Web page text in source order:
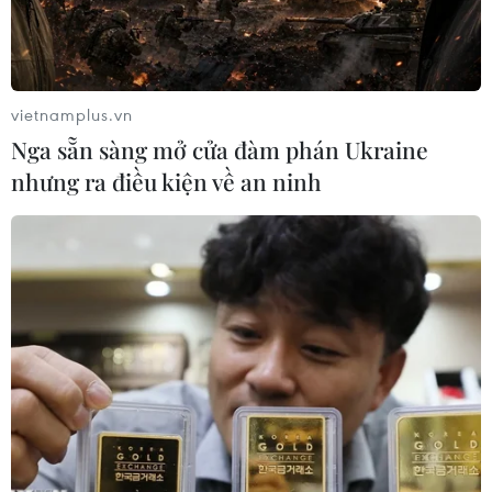
Chùm ảnh đường đi và vị trí của áp thấp nhiệt đới. (Nguồn:
nchmf.gov)
Trung tâm Dự báo Khí tượng Thủy văn Quốc gia
cho biết, chiều 17/6, trên rãnh áp thấp có trục
19-21 độ vĩ Bắc một vùng áp thấp đã mạnh lên
thành áp thấp nhiệt đới.
vietnamplus.vn
Nga sẵn sàng mở cửa đàm phán Ukraine
nhưng ra điều kiện về an ninh